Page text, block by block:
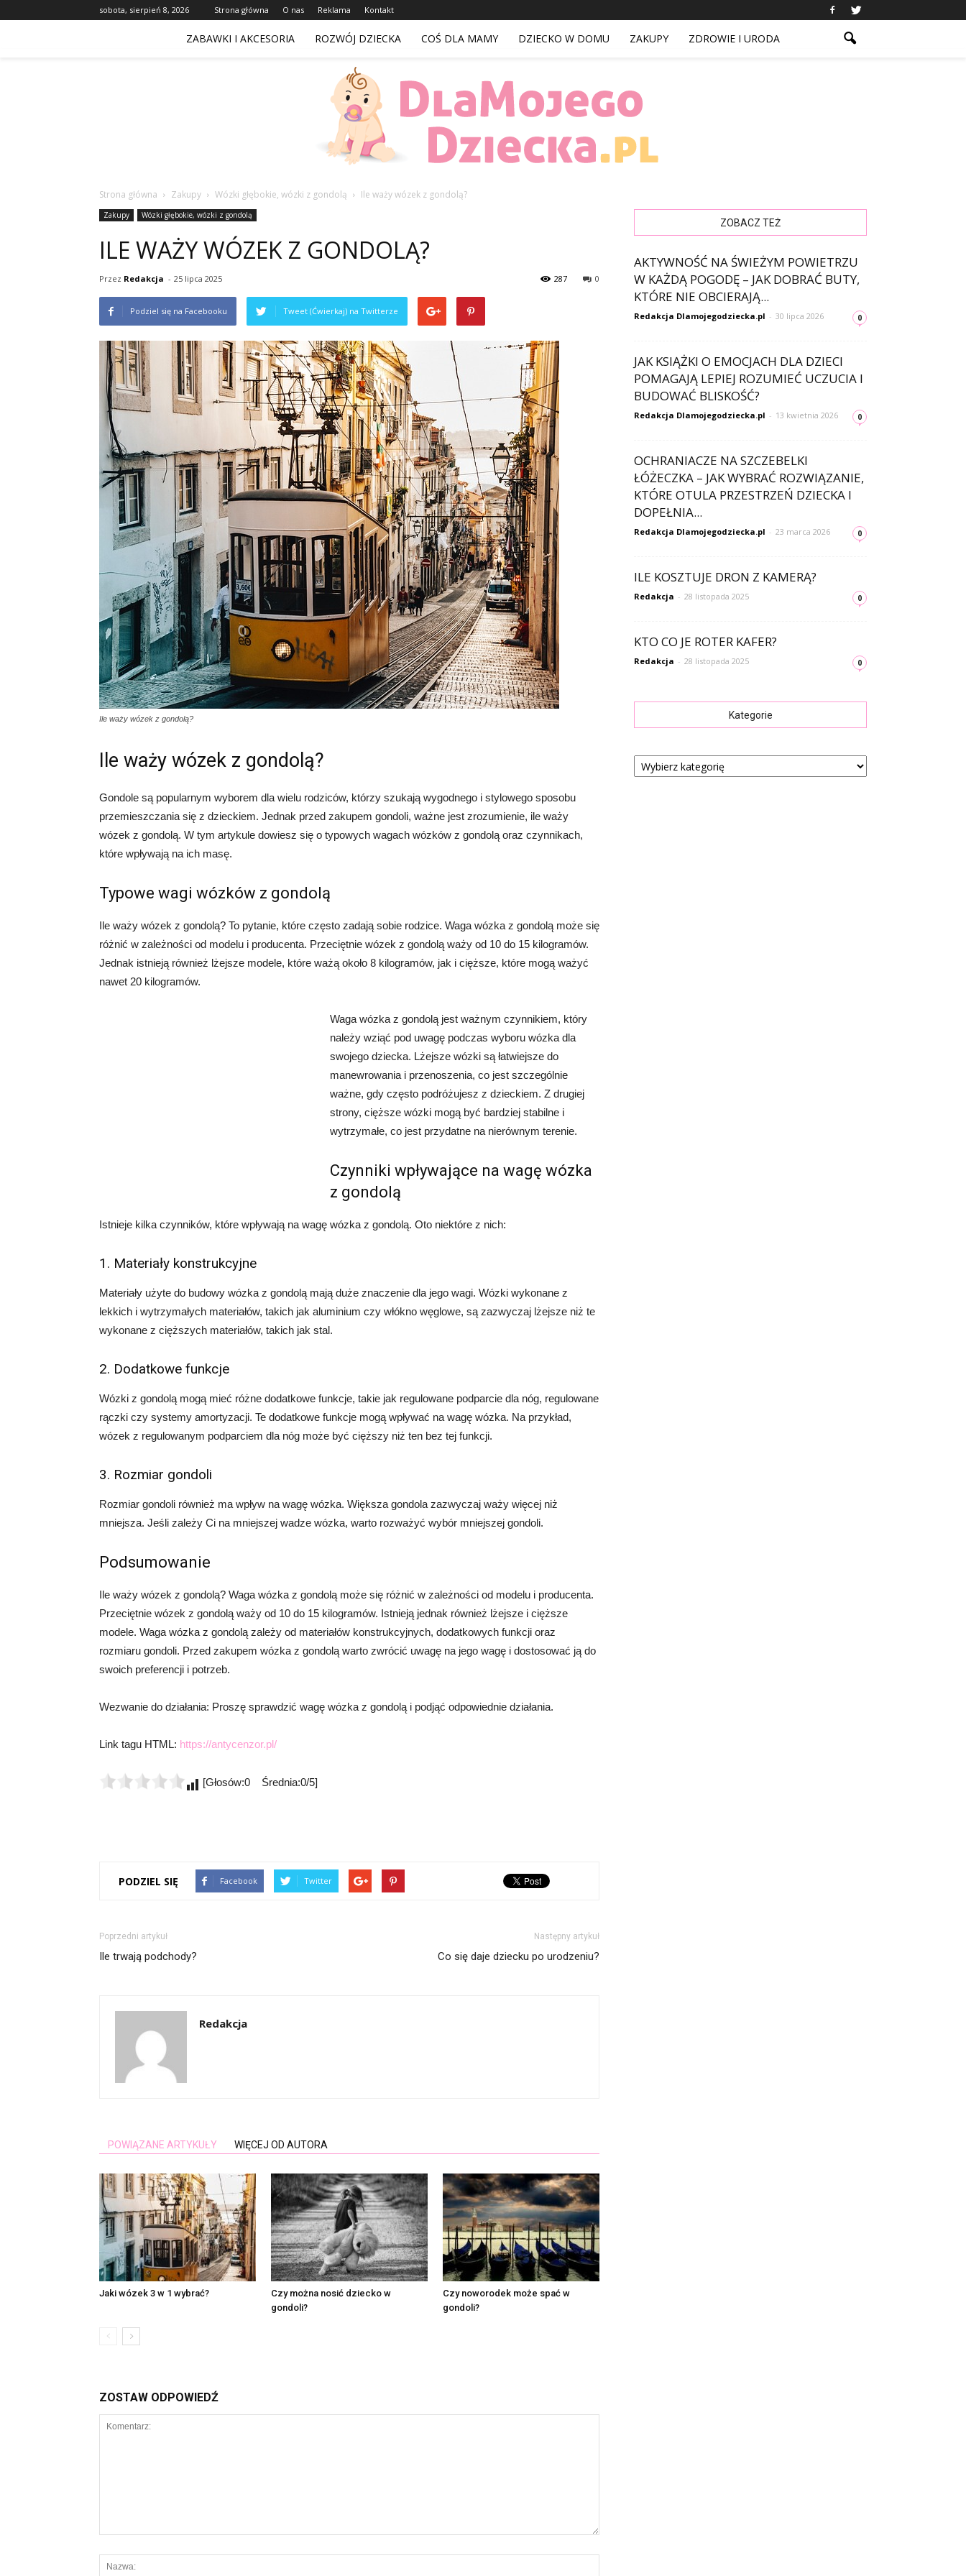
sobota, sierpień 8, 2026 Strona główna O nas Reklama Kontakt
ZABAWKI I AKCESORIA ROZWÓJ DZIECKA COŚ DLA MAMY DZIECKO W DOMU ZAKUPY ZDROWIE I URODA
Strona główna Zakupy Wózki głębokie, wózki z gondolą Ile waży wózek z gondolą?
Zakupy Wózki głębokie, wózki z gondolą
ILE WAŻY WÓZEK Z GONDOLĄ?
Przez Redakcja - 25 lipca 2025 0
287
Podziel się na Facebooku Tweet (Ćwierkaj) na Twitterze
Ile waży wózek z gondolą?
Ile waży wózek z gondolą?
Gondole są popularnym wyborem dla wielu rodziców, którzy szukają wygodnego i stylowego sposobu
przemieszczania się z dzieckiem. Jednak przed zakupem gondoli, ważne jest zrozumienie, ile waży
wózek z gondolą. W tym artykule dowiesz się o typowych wagach wózków z gondolą oraz czynnikach,
które wpływają na ich masę.
Typowe wagi wózków z gondolą
Ile waży wózek z gondolą? To pytanie, które często zadają sobie rodzice. Waga wózka z gondolą może się
różnić w zależności od modelu i producenta. Przeciętnie wózek z gondolą waży od 10 do 15 kilogramów.
Jednak istnieją również lżejsze modele, które ważą około 8 kilogramów, jak i cięższe, które mogą ważyć
nawet 20 kilogramów.
Waga wózka z gondolą jest ważnym czynnikiem, który
należy wziąć pod uwagę podczas wyboru wózka dla
swojego dziecka. Lżejsze wózki są łatwiejsze do
manewrowania i przenoszenia, co jest szczególnie
ważne, gdy często podróżujesz z dzieckiem. Z drugiej
strony, cięższe wózki mogą być bardziej stabilne i
wytrzymałe, co jest przydatne na nierównym terenie.
Czynniki wpływające na wagę wózka
z gondolą
Istnieje kilka czynników, które wpływają na wagę wózka z gondolą. Oto niektóre z nich:
1. Materiały konstrukcyjne
Materiały użyte do budowy wózka z gondolą mają duże znaczenie dla jego wagi. Wózki wykonane z
lekkich i wytrzymałych materiałów, takich jak aluminium czy włókno węglowe, są zazwyczaj lżejsze niż te
wykonane z cięższych materiałów, takich jak stal.
2. Dodatkowe funkcje
Wózki z gondolą mogą mieć różne dodatkowe funkcje, takie jak regulowane podparcie dla nóg, regulowane
rączki czy systemy amortyzacji. Te dodatkowe funkcje mogą wpływać na wagę wózka. Na przykład,
wózek z regulowanym podparciem dla nóg może być cięższy niż ten bez tej funkcji.
3. Rozmiar gondoli
Rozmiar gondoli również ma wpływ na wagę wózka. Większa gondola zazwyczaj waży więcej niż
mniejsza. Jeśli zależy Ci na mniejszej wadze wózka, warto rozważyć wybór mniejszej gondoli.
Podsumowanie
Ile waży wózek z gondolą? Waga wózka z gondolą może się różnić w zależności od modelu i producenta.
Przeciętnie wózek z gondolą waży od 10 do 15 kilogramów. Istnieją jednak również lżejsze i cięższe
modele. Waga wózka z gondolą zależy od materiałów konstrukcyjnych, dodatkowych funkcji oraz
rozmiaru gondoli. Przed zakupem wózka z gondolą warto zwrócić uwagę na jego wagę i dostosować ją do
swoich preferencji i potrzeb.
Wezwanie do działania: Proszę sprawdzić wagę wózka z gondolą i podjąć odpowiednie działania.
Link tagu HTML: https://antycenzor.pl/
[Głosów:0 Średnia:0/5]
PODZIEL SIĘ Facebook Twitter
Poprzedni artykuł
Ile trwają podchody?
Następny artykuł
Co się daje dziecku po urodzeniu?
Redakcja
POWIĄZANE ARTYKUŁY WIĘCEJ OD AUTORA
Jaki wózek 3 w 1 wybrać?
Czy można nosić dziecko w
gondoli?
Czy noworodek może spać w
gondoli?
ZOSTAW ODPOWIEDŹ
ZOBACZ TEŻ
AKTYWNOŚĆ NA ŚWIEŻYM POWIETRZU
W KAŻDĄ POGODĘ – JAK DOBRAĆ BUTY,
KTÓRE NIE OBCIERAJĄ...
Redakcja Dlamojegodziecka.pl - 30 lipca 2026 0
JAK KSIĄŻKI O EMOCJACH DLA DZIECI
POMAGAJĄ LEPIEJ ROZUMIEĆ UCZUCIA I
BUDOWAĆ BLISKOŚĆ?
Redakcja Dlamojegodziecka.pl - 13 kwietnia 2026 0
OCHRANIACZE NA SZCZEBELKI
ŁÓŻECZKA – JAK WYBRAĆ ROZWIĄZANIE,
KTÓRE OTULA PRZESTRZEŃ DZIECKA I
DOPEŁNIA...
Redakcja Dlamojegodziecka.pl - 23 marca 2026 0
ILE KOSZTUJE DRON Z KAMERĄ?
Redakcja - 28 listopada 2025 0
KTO CO JE ROTER KAFER?
Redakcja - 28 listopada 2025 0
Kategorie
Kategorie